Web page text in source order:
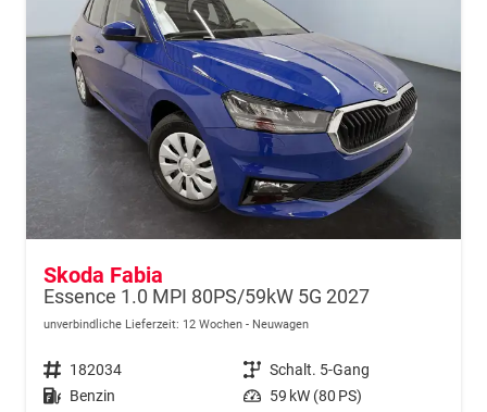
Skoda Fabia
Essence 1.0 MPI 80PS/59kW 5G 2027
unverbindliche Lieferzeit: 12 Wochen Neuwagen
Fahrzeugnr. 182034 Getriebe Schalt. 5-Gang
Kraftstoff Benzin Leistung 59 kW (80 PS)